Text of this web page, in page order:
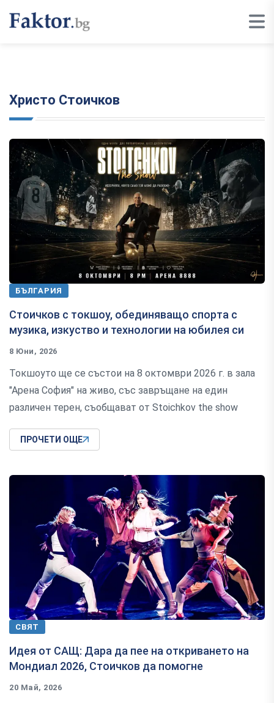
Христо Стоичков
БЪЛГАРИЯ
Стоичков с токшоу, обединяващо спорта с
музика, изкуство и технологии на юбилея си
8 Юни, 2026
Токшоуто ще се състои на 8 октомври 2026 г. в зала
"Арена София" на живо, със завръщане на един
различен терен, съобщават от Stoichkov the show
ПРОЧЕТИ ОЩЕ
СВЯТ
Идея от САЩ: Дара да пее на откриването на
Мондиал 2026, Стоичков да помогне
20 Май, 2026